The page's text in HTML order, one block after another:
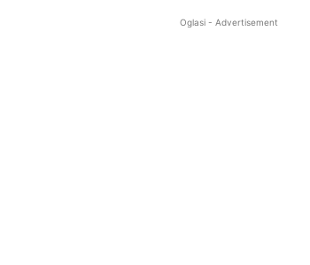
Oglasi - Advertisement